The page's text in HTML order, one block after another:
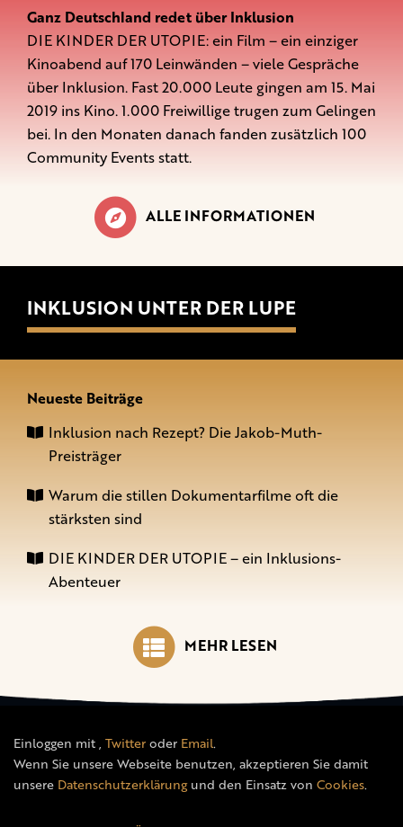
Ganz Deutschland redet über Inklusion
DIE KINDER DER UTOPIE: ein Film – ein einziger
Kinoabend auf 170 Leinwänden – viele Gespräche
über Inklusion. Fast 20.000 Leute gingen am 15. Mai
2019 ins Kino. 1.000 Freiwillige trugen zum Gelingen
bei. In den Monaten danach fanden zusätzlich 100
Community Events statt.
ALLE INFORMATIONEN
INKLUSION UNTER DER LUPE
Neueste Beiträge
Inklusion nach Rezept? Die Jakob-Muth-
Preisträger
Warum die stillen Dokumentarfilme oft die
stärksten sind
DIE KINDER DER UTOPIE – ein Inklusions-
Abenteuer
MEHR LESEN
Einloggen mit, Twitteroder Email.
Wenn Sie unsere Webseite benutzen, akzeptieren Sie damit
unsere Datenschutzerklärungund den Einsatz von Cookies.